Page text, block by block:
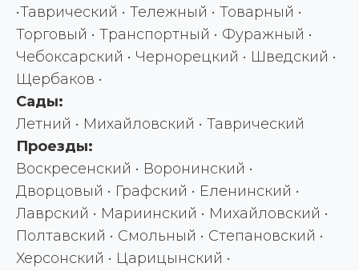
•Таврический • Тележный • Товарный •
Торговый • Транспортный • Фуражный •
Чебоксарский • Чернорецкий • Шведский •
Щербаков •
Сады:
Летний • Михайловский • Таврический
Проезды:
Воскресенский • Воронинский •
Дворцовый • Графский • Еленинский •
Лаврский • Мариинский • Михайловский •
Полтавский • Смольный • Степановский •
Херсонский • Царицынский •